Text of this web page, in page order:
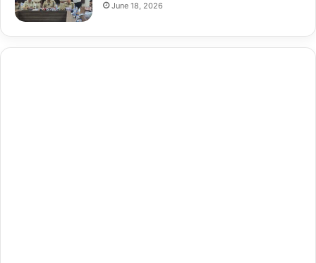
June 18, 2026